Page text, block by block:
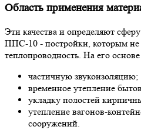
Область применения
Эти качества и определяют
ППС-10 - постройки, которым не
теплопроводность. На его
частичную звукоизоляцию;
временное утепление
укладку полостей
утепление вагонов-
сооружений.